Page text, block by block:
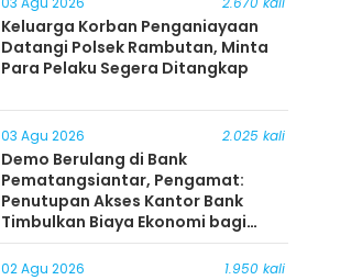
Keluarga Korban Penganiayaan
Datangi Polsek Rambutan, Minta
Para Pelaku Segera Ditangkap
03 Agu 2026 2.025 kali
Demo Berulang di Bank
Pematangsiantar, Pengamat:
Penutupan Akses Kantor Bank
Timbulkan Biaya Ekonomi bagi
Masyarakat
02 Agu 2026 1.950 kali